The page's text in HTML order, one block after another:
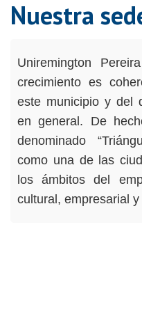
Nuestra
Uniremington
crecimiento es
este municipio y del
en general. De
denominado
como una de las
los ámbitos del
cultural, empresarial